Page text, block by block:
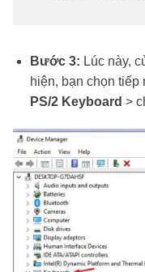
Bước 3: Lúc này,
hiện, bạn chọn tiếp
PS/2 Keyboard >